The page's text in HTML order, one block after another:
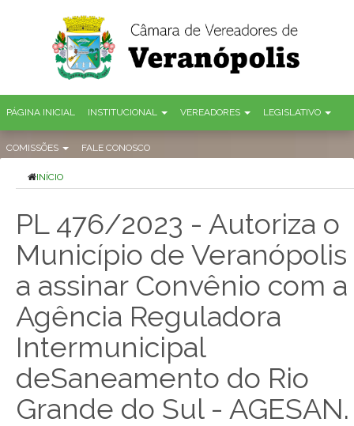
PÁGINA INICIAL INSTITUCIONAL VEREADORES LEGISLATIVO
COMISSÕES FALE CONOSCO
INÍCIO
PL 476/2023 - Autoriza o
Município de Veranópolis
a assinar Convênio com a
Agência Reguladora
Intermunicipal
deSaneamento do Rio
Grande do Sul - AGESAN.